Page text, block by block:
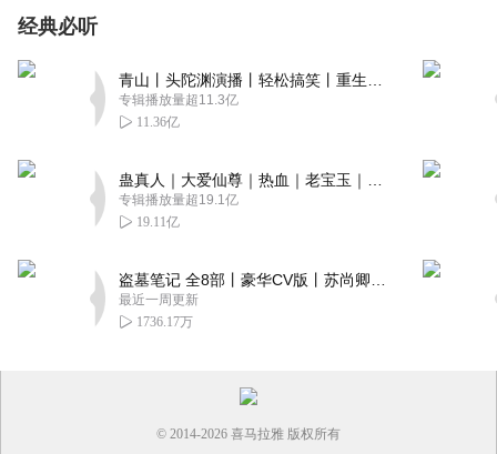
经典必听
专辑播放量超11.3亿
11.36亿
专辑播放量超19.1亿
19.11亿
最近一周更新
1736.17万
© 2014-2026 喜马拉雅 版权所有